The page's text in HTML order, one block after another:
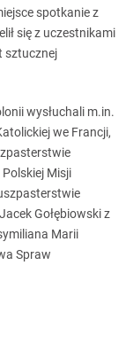
spotkanie z
się z uczestnikami
sztucznej
wysłuchali m.in.
we Francji,
Misji
Gołębiowski z
Marii
Spraw